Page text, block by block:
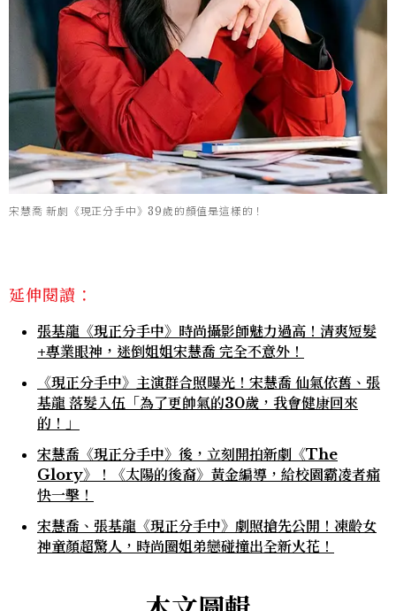
宋慧喬 新劇《現正分手中》39歲的顏值是這樣的！
延伸閱讀：
張基龍《現正分手中》時尚攝影師魅力過高！清爽短髮
+專業眼神，迷倒姐姐宋慧喬 完全不意外！
《現正分手中》主演群合照曝光！宋慧喬 仙氣依舊、張
基龍 落髮入伍「為了更帥氣的30歲，我會健康回來
的！」
宋慧喬《現正分手中》後，立刻開拍新劇《The
Glory》！《太陽的後裔》黃金編導，給校園霸凌者痛
快一擊！
宋慧喬、張基龍《現正分手中》劇照搶先公開！凍齡女
神童顏超驚人，時尚圈姐弟戀碰撞出全新火花！